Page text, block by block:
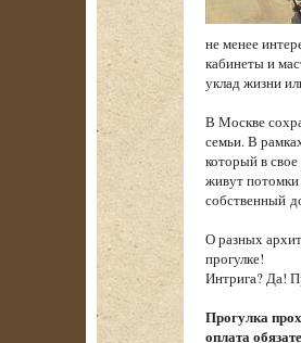
не менее
кабинеты и
уклад жизни
В Москве
семьи. В
который в
живут
собственный
О разных
прогулке!
Интрига? Да!
Прогулка
оплата